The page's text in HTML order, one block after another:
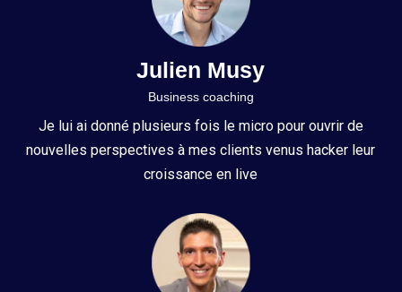
Julien Musy
Business coaching
Je lui ai donné plusieurs fois le micro pour ouvrir de
nouvelles perspectives à mes clients venus hacker leur
croissance en live